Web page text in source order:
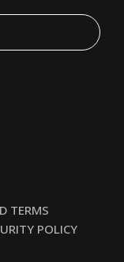
TERMS
POLICY